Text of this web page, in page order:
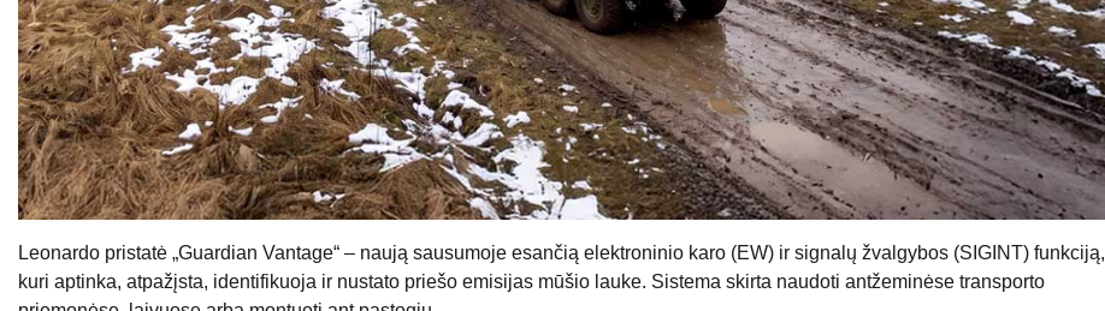
Leonardo pristatė „Guardian Vantage“ – naują sausumoje esančią elektroninio karo (EW) ir signalų žvalgybos (SIGINT) funkciją,
kuri aptinka, atpažįsta, identifikuoja ir nustato priešo emisijas mūšio lauke. Sistema skirta naudoti antžeminėse transporto